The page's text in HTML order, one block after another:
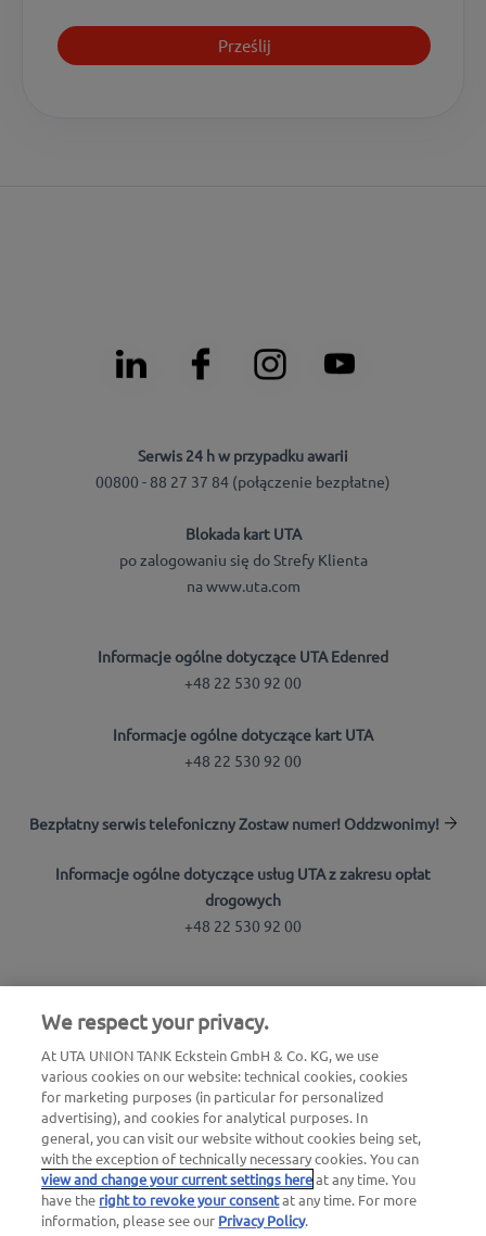
Serwis 24 h w przypadku awarii
00800 - 88 27 37 84 (połączenie bezpłatne)
Blokada kart UTA
po zalogowaniu się do Strefy Klienta
na www.uta.com
Informacje ogólne dotyczące UTA Edenred
+48 22 530 92 00
Informacje ogólne dotyczące kart UTA
+48 22 530 92 00
Bezpłatny serwis telefoniczny Zostaw numer! Oddzwonimy!
Informacje ogólne dotyczące usług UTA z zakresu opłat
drogowych
+48 22 530 92 00
Zaloguj się do strefy klienta
Informacje o UTA Edenred
Nota prawna |Nota prawna i pliki cookies / Ochrona
We respect your privacy.
At UTA UNION TANK Eckstein GmbH & Co. KG, we use
various cookies on our website: technical cookies, cookies
for marketing purposes (in particular for personalized
advertising), and cookies for analytical purposes. In
general, you can visit our website without cookies being set,
with the exception of technically necessary cookies. You can
view and change your current settings hereat any time. You
have the right to revoke your consentat any time. For more
information, please see our Privacy Policy.